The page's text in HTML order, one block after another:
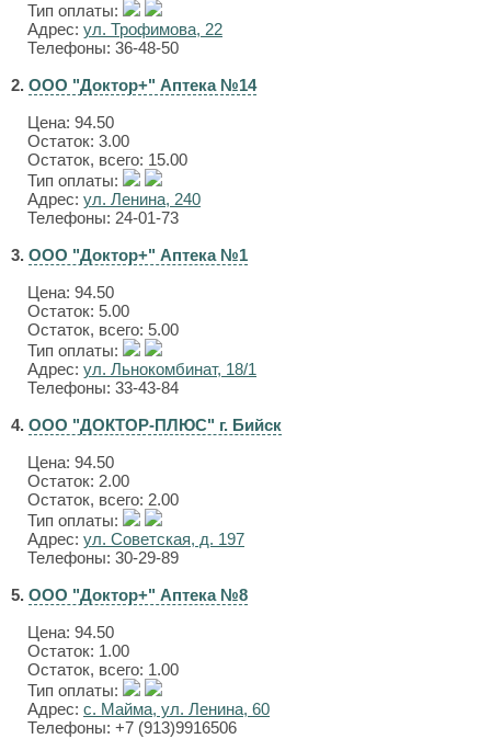
Тип оплаты:
Адрес: ул. Трофимова, 22
Телефоны: 36-48-50
2. ООО "Доктор+" Аптека №14
Цена: 94.50
Остаток: 3.00
Остаток, всего: 15.00
Тип оплаты:
Адрес: ул. Ленина, 240
Телефоны: 24-01-73
3. ООО "Доктор+" Аптека №1
Цена: 94.50
Остаток: 5.00
Остаток, всего: 5.00
Тип оплаты:
Адрес: ул. Льнокомбинат, 18/1
Телефоны: 33-43-84
4. ООО "ДОКТОР-ПЛЮС" г. Бийск
Цена: 94.50
Остаток: 2.00
Остаток, всего: 2.00
Тип оплаты:
Адрес: ул. Советская, д. 197
Телефоны: 30-29-89
5. ООО "Доктор+" Аптека №8
Цена: 94.50
Остаток: 1.00
Остаток, всего: 1.00
Тип оплаты:
Адрес: с. Майма, ул. Ленина, 60
Телефоны: +7 (913)9916506